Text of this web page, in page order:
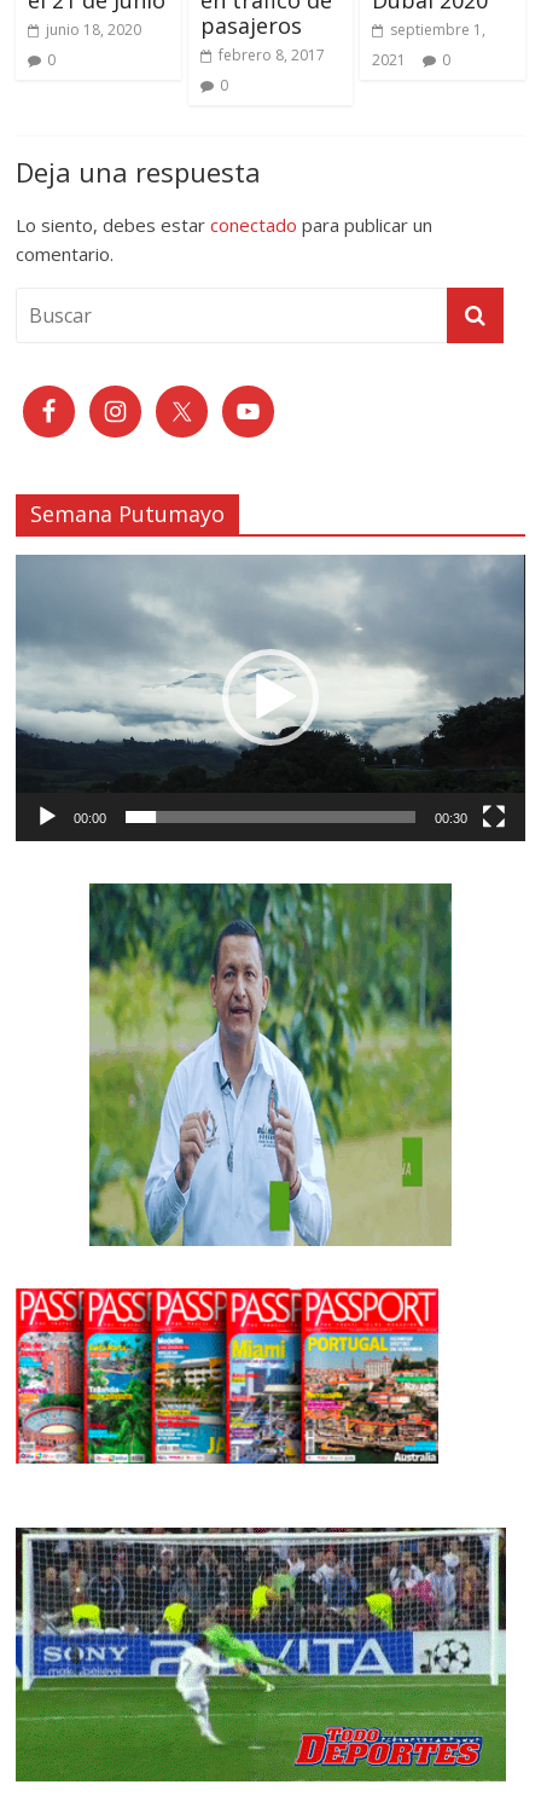
junio 18, 2020
0
pasajeros
febrero 8, 2017
0
septiembre 1,
2021
0
Deja una respuesta
Lo siento, debes estarconectado para publicar un
comentario.
Semana Putumayo
00:00 00:30